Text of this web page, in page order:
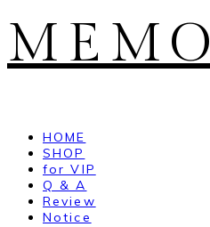
MEMO
HOME
SHOP
for VIP
Q & A
Review
Notice